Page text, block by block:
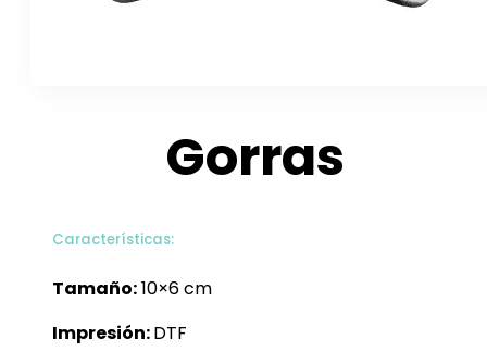
Gorras
Características:
Tamaño:10×6 cm
Impresión:DTF